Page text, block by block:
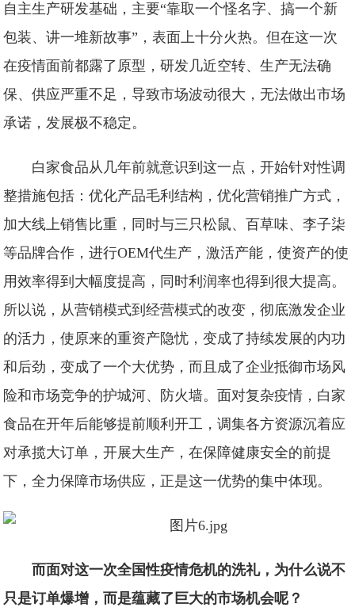
自主生产研发基础，主要“靠取一个怪名字、搞一个新
包装、讲一堆新故事”，表面上十分火热。但在这一次
在疫情面前都露了原型，研发几近空转、生产无法确
保、供应严重不足，导致市场波动很大，无法做出市场
承诺，发展极不稳定。
白家食品从几年前就意识到这一点，开始针对性调
整措施包括：优化产品毛利结构，优化营销推广方式，
加大线上销售比重，同时与三只松鼠、百草味、李子柒
等品牌合作，进行OEM代生产，激活产能，使资产的使
用效率得到大幅度提高，同时利润率也得到很大提高。
所以说，从营销模式到经营模式的改变，彻底激发企业
的活力，使原来的重资产隐忧，变成了持续发展的内功
和后劲，变成了一个大优势，而且成了企业抵御市场风
险和市场竞争的护城河、防火墙。面对复杂疫情，白家
食品在开年后能够提前顺利开工，调集各方资源沉着应
对承揽大订单，开展大生产，在保障健康安全的前提
下，全力保障市场供应，正是这一优势的集中体现。
而面对这一次全国性疫情危机的洗礼，为什么说不
只是订单爆增，而是蕴藏了巨大的市场机会呢？